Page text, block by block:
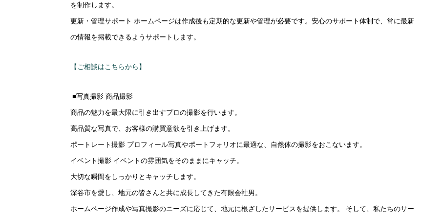
を制作します。
更新・管理サポート ホームページは作成後も定期的な更新や管理が必要です。安心のサポート体制で、常に最新
の情報を掲載できるようサポートします。
【ご相談はこちらから】
■写真撮影 商品撮影
商品の魅力を最大限に引き出すプロの撮影を行います。
高品質な写真で、お客様の購買意欲を引き上げます。
ポートレート撮影 プロフィール写真やポートフォリオに最適な、自然体の撮影をおこないます。
イベント撮影 イベントの雰囲気をそのままにキャッチ。
大切な瞬間をしっかりとキャッチします。
深谷市を愛し、地元の皆さんと共に成長してきた有限会社男。
ホームページ作成や写真撮影のニーズに応じて、地元に根ざしたサービスを提供します。 そして、私たちのサー